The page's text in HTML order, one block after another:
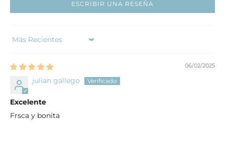
ESCRIBIR UNA RESEÑA
Sort by
06/02/2025
julian gallego
Excelente
Frsca y bonita